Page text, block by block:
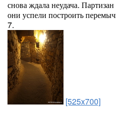
снова ждала неудача.
они успели построить
7.
[525x700]